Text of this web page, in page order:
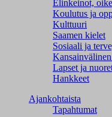
Elinkeinot,
Koulutus ja
Kulttuuri
Saamen kielet
Sosiaali ja
Lapset ja
Hankkeet
Ajankohtaista
Tapahtumat